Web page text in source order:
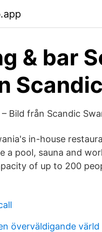
& bar
Scandic
Bild från Scandic
in-house
a pool, sauna and
of up to 200
överväldigande värld